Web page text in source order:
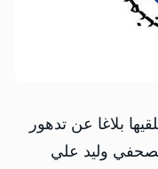
بلاغا عن تدهور
وليد علي